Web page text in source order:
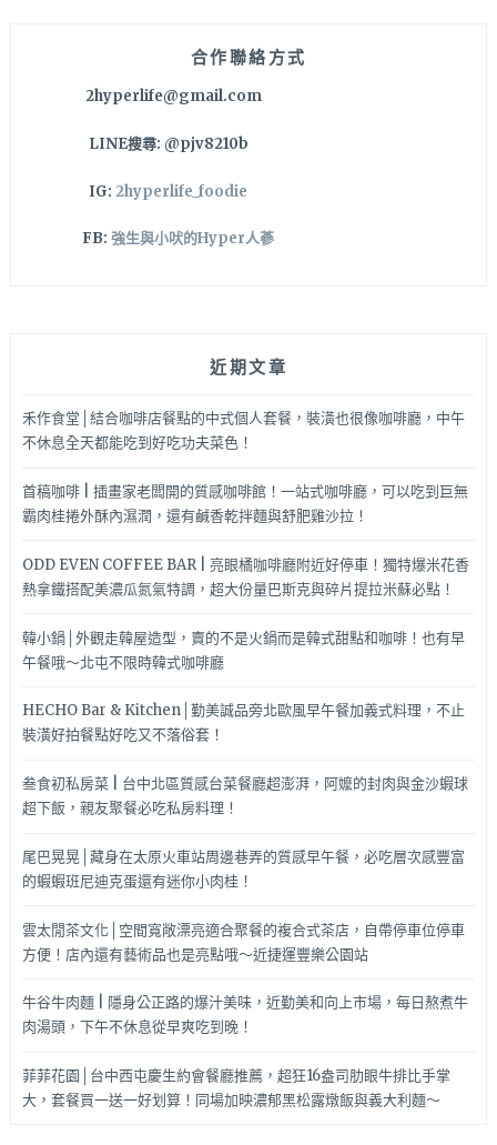
合作聯絡方式
2hyperlife@gmail.com
LINE搜尋: @pjv8210b
IG: 2hyperlife_foodie
FB: 強生與小吠的Hyper人蔘
近期文章
禾作食堂│結合咖啡店餐點的中式個人套餐，裝潢也很像咖啡廳，中午
不休息全天都能吃到好吃功夫菜色！
首稿咖啡 | 插畫家老闆開的質感咖啡館！一站式咖啡廳，可以吃到巨無
霸肉桂捲外酥內濕潤，還有鹹香乾拌麵與舒肥雞沙拉！
ODD EVEN COFFEE BAR | 亮眼橘咖啡廳附近好停車！獨特爆米花香
熱拿鐵搭配美濃瓜氮氣特調，超大份量巴斯克與碎片提拉米蘇必點！
韓小鍋│外觀走韓屋造型，賣的不是火鍋而是韓式甜點和咖啡！也有早
午餐哦～北屯不限時韓式咖啡廳
HECHO Bar & Kitchen│勤美誠品旁北歐風早午餐加義式料理，不止
裝潢好拍餐點好吃又不落俗套！
叁食初私房菜 | 台中北區質感台菜餐廳超澎湃，阿嬤的封肉與金沙蝦球
超下飯，親友聚餐必吃私房料理！
尾巴晃晃│藏身在太原火車站周邊巷弄的質感早午餐，必吃層次感豐富
的蝦蝦班尼迪克蛋還有迷你小肉桂！
雲太閒茶文化│空間寬敞漂亮適合聚餐的複合式茶店，自帶停車位停車
方便！店內還有藝術品也是亮點哦～近捷運豐樂公園站
牛谷牛肉麵 | 隱身公正路的爆汁美味，近勤美和向上市場，每日熬煮牛
肉湯頭，下午不休息從早爽吃到晚！
菲菲花園│台中西屯慶生約會餐廳推薦，超狂16盎司肋眼牛排比手掌
大，套餐買一送一好划算！同場加映濃郁黑松露燉飯與義大利麵～